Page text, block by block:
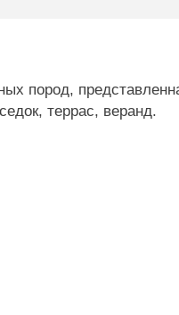
пород,
террас, веранд.